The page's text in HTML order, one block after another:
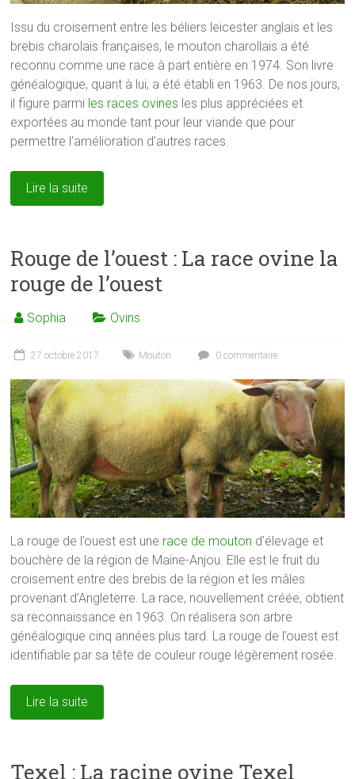
Issu du croisement entre les béliers leicester anglais et les
brebis charolais françaises, le mouton charollais a été
reconnu comme une race à part entière en 1974. Son livre
généalogique, quant à lui, a été établi en 1963. De nos jours,
il figure parmi les races ovines les plus appréciées et
exportées au monde tant pour leur viande que pour
permettre l’amélioration d’autres races.
Lire la suite
Rouge de l’ouest : La race ovine la
rouge de l’ouest
Sophia Ovins
27 octobre 2017 Mouton 0 commentaire
La rouge de l’ouest est une race de mouton d’élevage et
bouchère de la région de Maine-Anjou. Elle est le fruit du
croisement entre des brebis de la région et les mâles
provenant d’Angleterre. La race, nouvellement créée, obtient
sa reconnaissance en 1963. On réalisera son arbre
généalogique cinq années plus tard. La rouge de l’ouest est
identifiable par sa tête de couleur rouge légèrement rosée.
Lire la suite
Texel : La racine ovine Texel